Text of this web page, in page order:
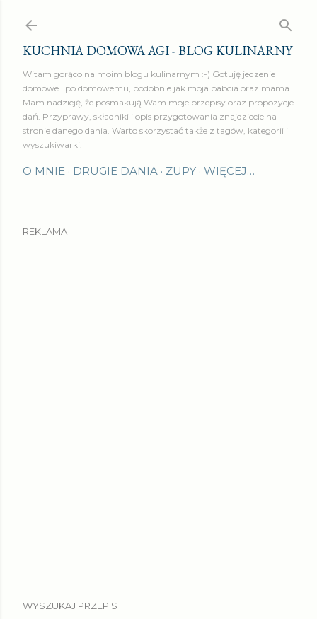
KUCHNIA DOMOWA AGI - BLOG KULINARNY
Witam gorąco na moim blogu kulinarnym :-) Gotuję jedzenie
domowe i po domowemu, podobnie jak moja babcia oraz mama.
Mam nadzieję, że posmakują Wam moje przepisy oraz propozycje
dań. Przyprawy, składniki i opis przygotowania znajdziecie na
stronie danego dania. Warto skorzystać także z tagów, kategorii i
wyszukiwarki.
O MNIE DRUGIE DANIA ZUPY WIĘCEJ…
REKLAMA
WYSZUKAJ PRZEPIS